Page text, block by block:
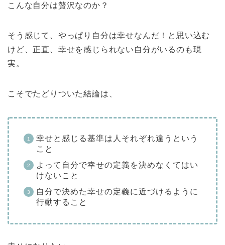
こんな自分は贅沢なのか？
そう感じて、やっぱり自分は幸せなんだ！と思い込む
けど、正直、幸せを感じられない自分がいるのも現
実。
こそでたどりついた結論は、
幸せと感じる基準は人それぞれ違うという
こと
よって自分で幸せの定義を決めなくてはい
けないこと
自分で決めた幸せの定義に近づけるように
行動すること